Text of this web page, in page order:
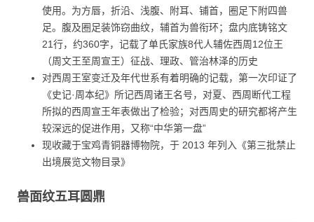
使用。为方唇，折沿、浅腹、附耳、铺首，圈足下附四兽
足。腹及圈足装饰窃曲纹，辅首为兽衔环；盘内底铸铭文
21行，约360字，记载了单氏家族8代人辅佐西周12位王
（周文王至周宣王）征战、理政、管治林泽的历史
对西周王室变迁及年代世系有着明确的记载，第一次印证了
《史记·周本纪》所记西周诸王名号，对夏、西周断代工程
所拟的西周宣王年表做出了检验；对西周史的研究都将产生
较深远的促进作用，又称“中华第一盘”
现收藏于宝鸡青铜器博物院，于 2013 年列入《第三批禁止
出境展览文物目录》
兽面纹五耳圆鼎